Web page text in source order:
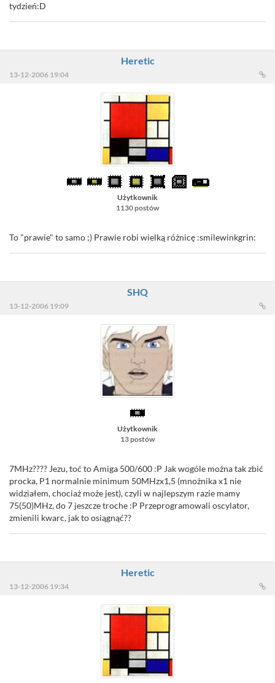
tydzień:D
Heretic
13-12-2006 19:04
Użytkownik
1130 postów
To "prawie" to samo ;) Prawie robi wielką różnicę :smilewinkgrin:
SHQ
13-12-2006 19:09
Użytkownik
13 postów
7MHz???? Jezu, toć to Amiga 500/600 :P Jak wogóle można tak zbić
procka, P1 normalnie minimum 50MHzx1,5 (mnożnika x1 nie
widziałem, chociaż może jest), czyli w najlepszym razie mamy
75(50)MHz, do 7 jeszcze troche :P Przeprogramowali oscylator,
zmienili kwarc, jak to osiągnąć??
Heretic
13-12-2006 19:34